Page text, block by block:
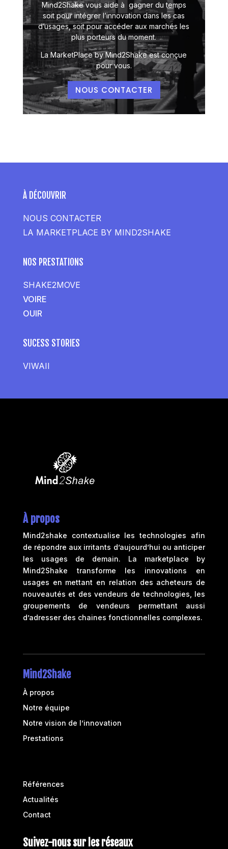
Mind2Shake vous aide à gagner du temps
soit pour intégrer l’innovation dans les cas
d’usages, soit pour accéder aux marchés les
plus porteurs du moment.
La MarketPlace by Mind2Shake est conçue
pour vous.
NOUS CONTACTER
À DÉCOUVRIR
NOUS CONTACTER
LA MARKETPLACE BY MIND2SHAKE
NOS PRESTATIONS
SHAKE2MOVE
VOIRE
OUIR
SUCESS STORIES
VIWAII
À propos
Mind2shake contextualise les technologies afin
de répondre aux irritants d’aujourd’hui ou anticiper
les usages de demain. La marketplace by
Mind2Shake transforme les innovations en
usages en mettant en relation des acheteurs de
nouveautés et des vendeurs de technologies, les
groupements de vendeurs permettant aussi
d’adresser des chaines fonctionnelles complexes.
Mind2Shake
À propos
Notre équipe
Notre vision de l’innovation
Prestations
Références
Actualités
Contact
Suivez-nous sur les réseaux